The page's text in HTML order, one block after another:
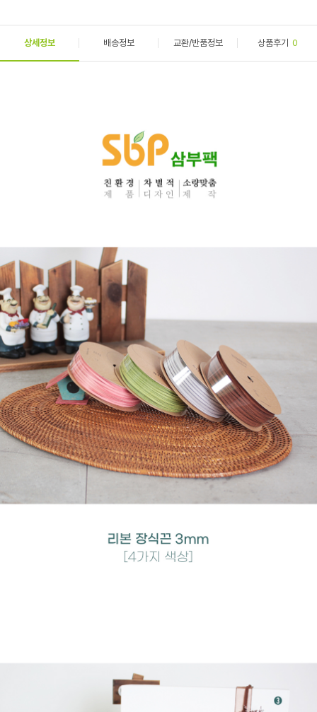
상세정보 배송정보 교환/반품정보 상품후기 0